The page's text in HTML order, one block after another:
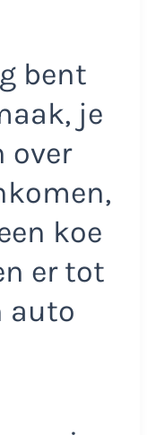
bent
je
over
koe
er tot
auto